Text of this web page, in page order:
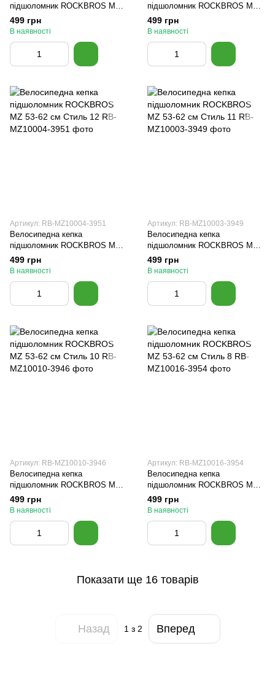
підшоломник ROCKBROS MZ
53-62 см Стиль 14
499 грн
В наявності
підшоломник ROCKBROS MZ
53-62 см Стиль 13
499 грн
В наявності
Артикул: RB-MZ10004-3951
Велосипедна кепка
підшоломник ROCKBROS MZ
53-62 см Стиль 12
499 грн
В наявності
Артикул: RB-MZ10003-3949
Велосипедна кепка
підшоломник ROCKBROS MZ
53-62 см Стиль 11
499 грн
В наявності
Артикул: RB-MZ10010-3946
Велосипедна кепка
підшоломник ROCKBROS MZ
53-62 см Стиль 10
499 грн
В наявності
Артикул: RB-MZ10016-3954
Велосипедна кепка
підшоломник ROCKBROS MZ
53-62 см Стиль 8
499 грн
В наявності
Показати ще 16 товарів
Назад 1 з 2 Вперед